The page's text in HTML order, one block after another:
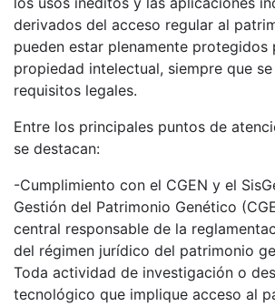
derivados del acceso regular al
pueden estar plenamente protegidos
propiedad intelectual, siempre que
requisitos legales.
Entre los principales puntos de
se destacan:
-Cumplimiento con el CGEN y el
Gestión del Patrimonio Genético
central responsable de la
del régimen jurídico del patrimonio
Toda actividad de investigación o
tecnológico que implique acceso al